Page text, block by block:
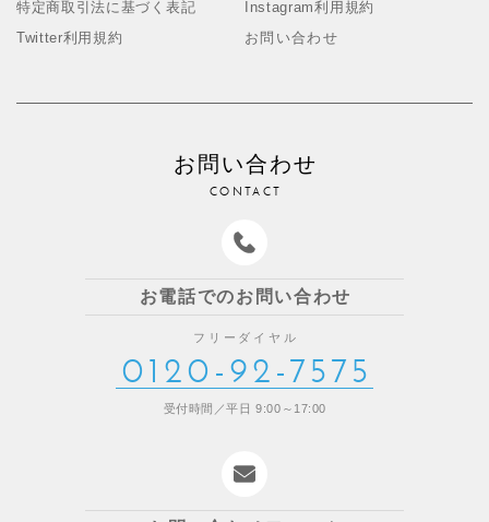
特定商取引法に基づく表記
Instagram利用規約
Twitter利用規約
お問い合わせ
お問い合わせ
CONTACT
お電話でのお問い合わせ
フリーダイヤル
0120-92-7575
受付時間／平日 9:00～17:00